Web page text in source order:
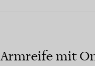
Armreife mit